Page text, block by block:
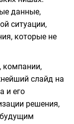
данные,
ситуации,
которые не
компании,
слайд на
и его
решения,
будущим